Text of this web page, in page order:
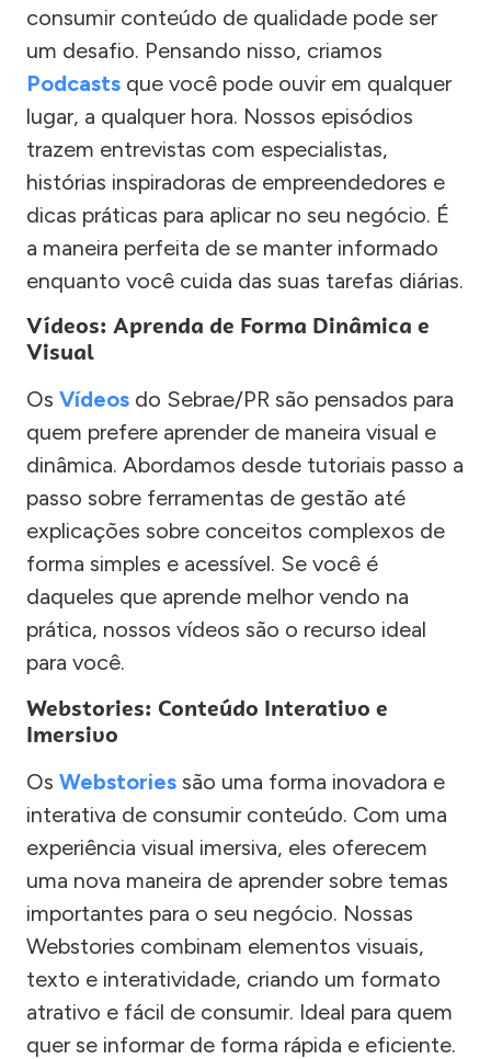
consumir conteúdo de qualidade pode ser
um desafio. Pensando nisso, criamos
Podcasts que você pode ouvir em qualquer
lugar, a qualquer hora. Nossos episódios
trazem entrevistas com especialistas,
histórias inspiradoras de empreendedores e
dicas práticas para aplicar no seu negócio. É
a maneira perfeita de se manter informado
enquanto você cuida das suas tarefas diárias.
Vídeos: Aprenda de Forma Dinâmica e
Visual
Os Vídeos do Sebrae/PR são pensados para
quem prefere aprender de maneira visual e
dinâmica. Abordamos desde tutoriais passo a
passo sobre ferramentas de gestão até
explicações sobre conceitos complexos de
forma simples e acessível. Se você é
daqueles que aprende melhor vendo na
prática, nossos vídeos são o recurso ideal
para você.
Webstories: Conteúdo Interativo e
Imersivo
Os Webstories são uma forma inovadora e
interativa de consumir conteúdo. Com uma
experiência visual imersiva, eles oferecem
uma nova maneira de aprender sobre temas
importantes para o seu negócio. Nossas
Webstories combinam elementos visuais,
texto e interatividade, criando um formato
atrativo e fácil de consumir. Ideal para quem
quer se informar de forma rápida e eficiente.